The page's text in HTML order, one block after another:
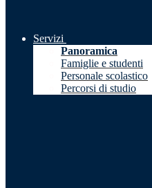
Servizi
Panoramica
Famiglie e studenti
Personale scolastico
Percorsi di studio